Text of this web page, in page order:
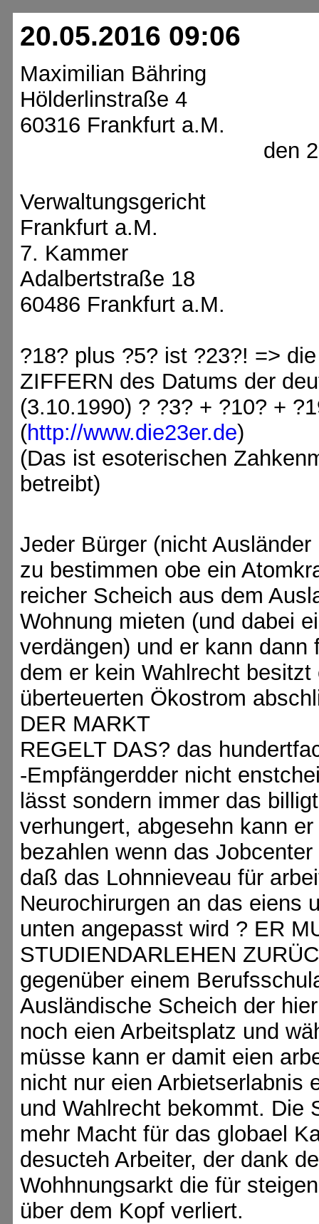
20.05.2016 09:06
Maximilian Bähring
Hölderlinstraße 4
60316
den 20. Mai
Verwaltungsgericht
Frankfurt a.M.
7. Kammer
Adalbertstraße 18
60486
?18? plus ?5? ist ?23?! =>
ZIFFERN des Datums der
(3.10.1990) ? ?3? + ?10? +
(http://www.die23er.de)
(Das ist esoterischen
betreibt)
Jeder Bürger (nicht
zu bestimmen obe ein
reicher Scheich aus dem
Wohnung mieten (und dabei
verdängen) und er kann
dem er kein Wahlrecht
überteuerten Ökostrom
DER MARKT
REGELT DAS? das
-Empfängerdder nicht
lässt sondern immer das
verhungert, abgesehn kann
bezahlen wenn das
daß das Lohnnieveau für
Neurochirurgen an das eiens
unten angepasst wird ? ER
STUDIENDARLEHEN
gegenüber einem
Ausländische Scheich der
noch eien Arbeitsplatz und
müsse kann er damit eien
nicht nur eien Arbietserlabnis
und Wahlrecht bekommt. Die
mehr Macht für das globael
desucteh Arbeiter, der dank
Wohhnungsarkt die für
über dem Kopf verliert.